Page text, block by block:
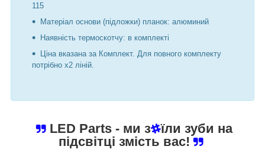
115
Матеріал основи (підложки) планок: алюминий
Наявність термоскотчу: в комплекті
Ціна вказана за Комплект. Для повного комплекту
потрібно х2 ліній.
LED Parts - ми з
їли зуби на
підсвітці змість вас!